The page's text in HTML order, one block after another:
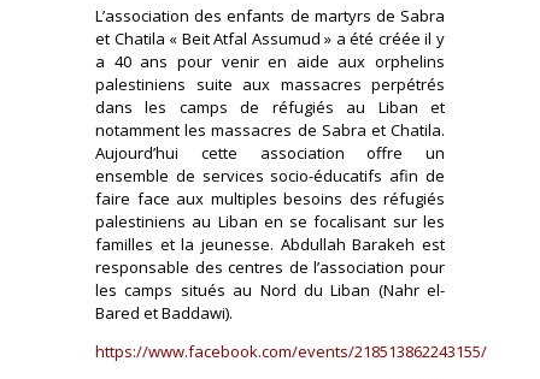
L’association des enfants de martyrs de Sabra
et Chatila « Beit Atfal Assumud » a été créée il y
a 40 ans pour venir en aide aux orphelins
palestiniens suite aux massacres perpétrés
dans les camps de réfugiés au Liban et
notamment les massacres de Sabra et Chatila.
Aujourd’hui cette association offre un
ensemble de services socio-éducatifs afin de
faire face aux multiples besoins des réfugiés
palestiniens au Liban en se focalisant sur les
familles et la jeunesse. Abdullah Barakeh est
responsable des centres de l’association pour
les camps situés au Nord du Liban (Nahr el-
Bared et Baddawi).
https://www.facebook.com/events/218513862243155/